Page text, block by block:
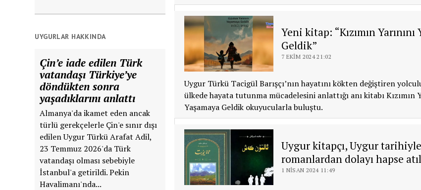
UYGURLAR HAKKINDA
Çin’e iade edilen Türk
vatandaşı Türkiye’ye
döndükten sonra
yaşadıklarını anlattı
Almanya'da ikamet eden ancak
türlü gerekçelerle Çin'e sınır dışı
edilen Uygur Türkü Arafat Adil,
23 Temmuz 2026'da Türk
vatandaşı olması sebebiyle
İstanbul'a getirildi. Pekin
Havalimanı'nda...
Yeni kitap: “Kızımın Yarınını
Geldik”
7 EKIM 2024 21:02
Uygur Türkü Tacigül Barışçı’nın hayatını kökten değiştiren
ülkede hayata tutunma mücadelesini anlattığı anı kitabı Kızımın
Yaşamaya Geldik okuyucularla buluştu.
Uygur kitapçı, Uygur
romanlardan dolayı hapse
1 NISAN 2024 11:49